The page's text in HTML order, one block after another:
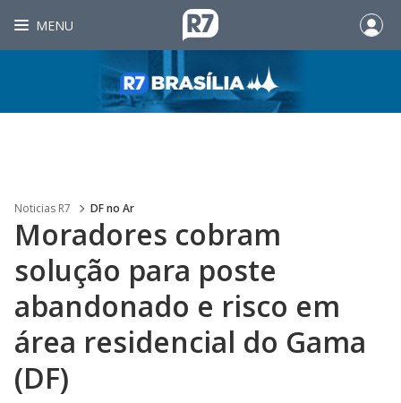
MENU
Noticias R7 DF no Ar
Moradores cobram
solução para poste
abandonado e risco em
área residencial do Gama
(DF)